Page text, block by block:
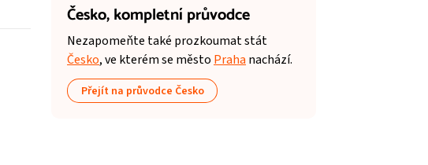
Česko,kompletní průvodce
Nezapomeňte také prozkoumat stát
Česko, ve kterém se město Praha nachází.
Přejít na průvodce Česko